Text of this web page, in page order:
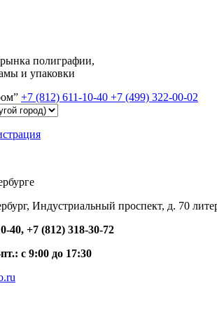
полиграфии,
и упаковки
+7 (812) 611-10-40 +7 (499) 322-00-02
Индустриальный проспект, д. 70
40, +7 (812) 318-30-72
с 9:00 до 17:30